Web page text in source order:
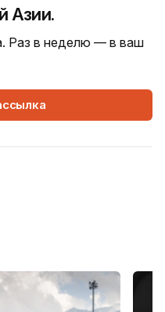
Азии.
Раз в неделю — в ваш